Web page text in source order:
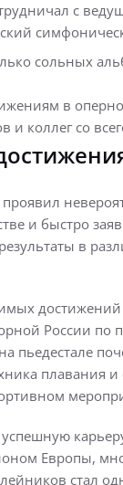
с
сольных
в
и коллег со
и быстро
в
достижений
России
пьедестале
плавания
Европы,
стал